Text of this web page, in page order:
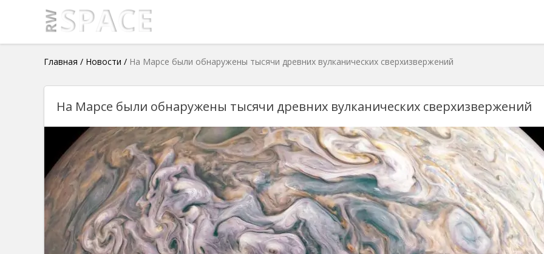
Главная / Новости / На Марсе были обнаружены тысячи древних вулканических сверхизвержений
На Марсе были обнаружены тысячи древних вулканических сверхизвержений